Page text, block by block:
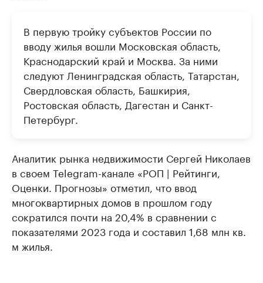
В первую тройку субъектов России по
вводу жилья вошли Московская область,
Краснодарский край и Москва. За ними
следуют Ленинградская область, Татарстан,
Свердловская область, Башкирия,
Ростовская область, Дагестан и Санкт-
Петербург.
Аналитик рынка недвижимости Сергей Николаев
в своем Telegram-канале «РОП | Рейтинги,
Оценки. Прогнозы» отметил, что ввод
многоквартирных домов в прошлом году
сократился почти на 20,4% в сравнении с
показателями 2023 года и составил 1,68 млн кв.
м жилья.